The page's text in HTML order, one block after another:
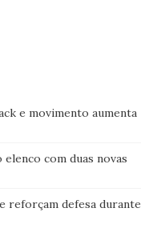
e movimento aumenta
com duas novas
reforçam defesa durante